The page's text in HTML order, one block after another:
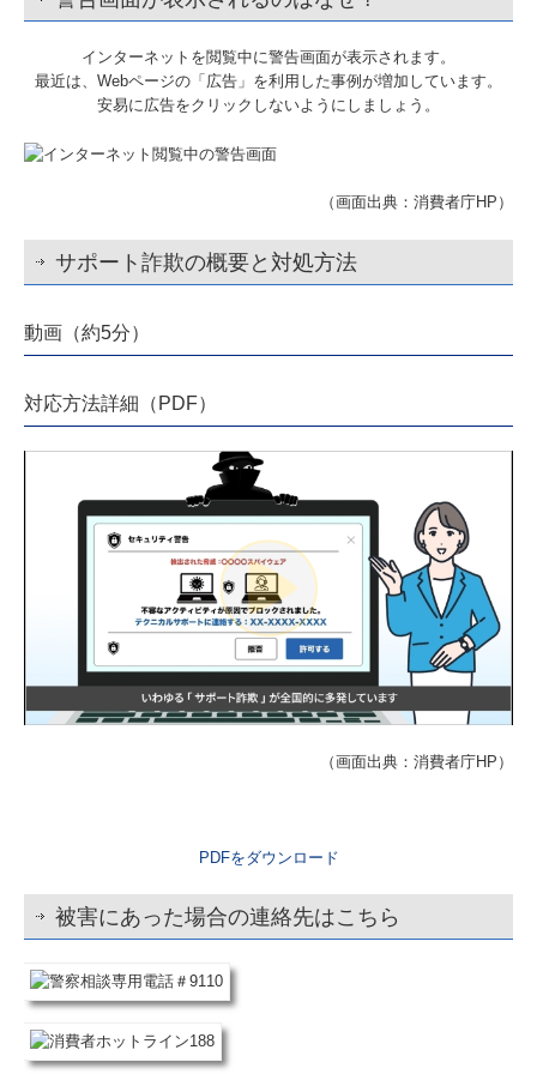
インターネットを閲覧中に警告画面が表示されます。
最近は、Webページの「広告」を利用した事例が増加しています。
安易に広告をクリックしないようにしましょう。
（画面出典：消費者庁HP）
サポート詐欺の概要と対処方法
動画（約5分）
対応方法詳細（PDF）
（画面出典：消費者庁HP）
PDFをダウンロード
被害にあった場合の連絡先はこちら